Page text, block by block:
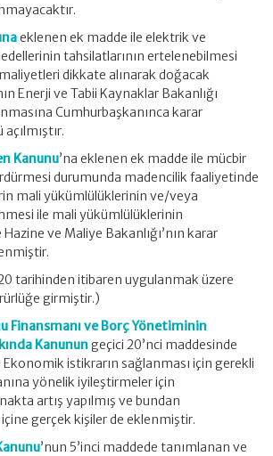
eklenen ek madde ile elektrik ve
tahsilatlarının ertelenebilmesi
dikkate alınarak doğacak
Enerji ve Tabii Kaynaklar Bakanlığı
Cumhurbaşkanınca karar
Kanunu’na eklenen ek madde ile mücbir
durumunda madencilik faaliyetinde
mali yükümlülüklerinin ve/veya
ile mali yükümlülüklerinin
ve Maliye Bakanlığı’nın karar
tarihinden itibaren uygulanmak üzere
girmiştir.)
Finansmanı ve Borç Yönetiminin
Kanunungeçici 20’nci maddesinde
Ekonomik istikrarın sağlanması için gerekli
yönelik iyileştirmeler için
artış yapılmış ve bundan
gerçek kişiler de eklenmiştir.
’nun 5’inci maddede tanımlanan ve